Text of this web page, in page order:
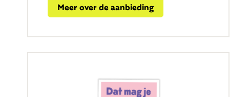
Meer over de aanbieding